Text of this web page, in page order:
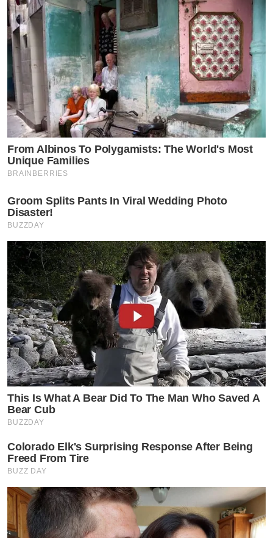
From Albinos To Polygamists: The World's Most
Unique Families
BRAINBERRIES
Groom Splits Pants In Viral Wedding Photo
Disaster!
BUZZDAY
This Is What A Bear Did To The Man Who Saved A
Bear Cub
BUZZDAY
Colorado Elk's Surprising Response After Being
Freed From Tire
BUZZ DAY